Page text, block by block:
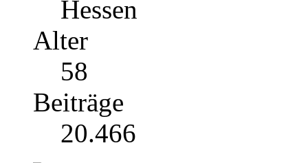
Hessen
Alter
58
Beiträge
20.466